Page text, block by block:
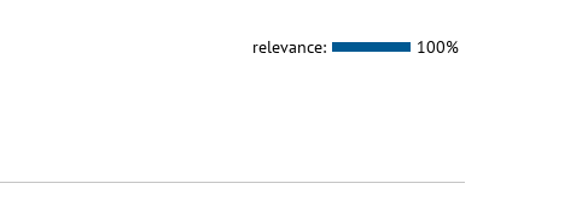
relevance: 100%